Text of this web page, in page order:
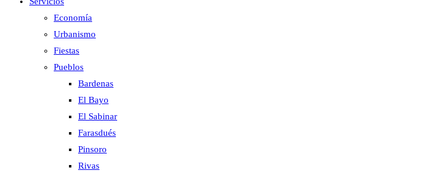
Economía
Urbanismo
Fiestas
Pueblos
Bardenas
El Bayo
El Sabinar
Farasdués
Pinsoro
Rivas